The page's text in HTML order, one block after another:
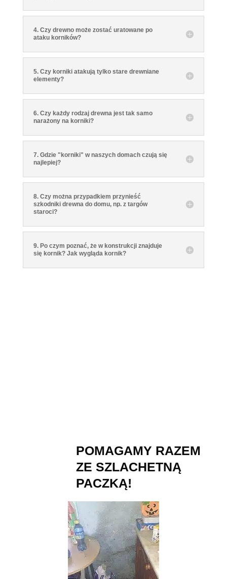
4. Czy drewno może zostać uratowane po
ataku korników?
5. Czy korniki atakują tylko stare drewniane
elementy?
6. Czy każdy rodzaj drewna jest tak samo
narażony na korniki?
7. Gdzie "korniki" w naszych domach czują się
najlepiej?
8. Czy można przypadkiem przynieść
szkodniki drewna do domu, np. z targów
staroci?
9. Po czym poznać, że w konstrukcji znajduje
się kornik? Jak wygląda kornik?
POMAGAMY RAZEM
ZE SZLACHETNĄ
PACZKĄ!